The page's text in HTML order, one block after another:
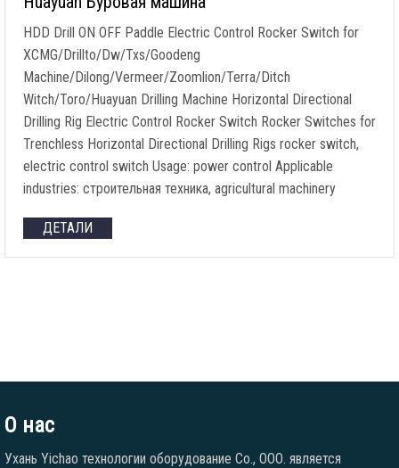
HDD Drill ON OFF Paddle Electric Control Rocker Switch for
XCMG/Drillto/Dw/Txs/Goodeng
Machine/Dilong/Vermeer/Zoomlion/Terra/Ditch
Witch/Toro/Huayuan Drilling Machine Horizontal Directional
Drilling Rig Electric Control Rocker Switch Rocker Switches for
Trenchless Horizontal Directional Drilling Rigs rocker switch,
electric control switch Usage: power control Applicable
industries: строительная техника, agricultural machinery
ДЕТАЛИ
О нас
Ухань Yichao технологии оборудование Co., ООО. является